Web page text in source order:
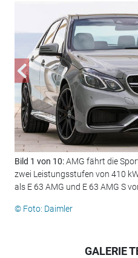
Bild 1 von 10:AMG fährt die
zwei Leistungsstufen von 410
als E 63 AMG und E 63 AMG S
© Foto: Daimler
GALERIE